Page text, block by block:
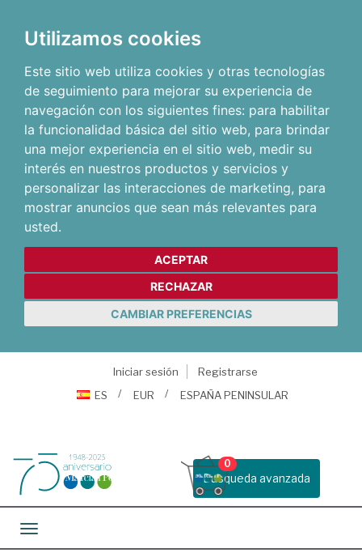
Utilizamos cookies
Este sitio web utiliza cookies y otras tecnologías
de seguimiento para mejorar su experiencia de
navegación con los siguientes fines: para habilitar
la funcionalidad básica del sitio web, para brindar
una mejor experiencia en el sitio web, medir su
interés en nuestros productos y servicios y
personalizar las interacciones de marketing, para
mostrar anuncios que sean más relevantes para
usted.
ACEPTAR
RECHAZAR
CAMBIAR PREFERENCIAS
Iniciar sesión
Registrarse
ES
EUR ESPAÑA PENINSULAR
Busqueda avanzada
0
Toggle navigation